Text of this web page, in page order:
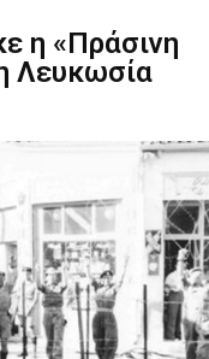
η «Πράσινη
Λευκωσία